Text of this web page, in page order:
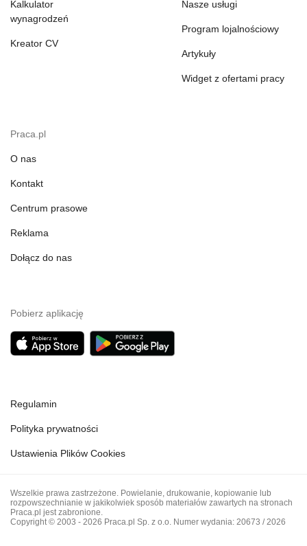
Kalkulator
wynagrodzeń
Kreator CV
Nasze usługi
Program lojalnościowy
Artykuły
Widget z ofertami pracy
Praca.pl
O nas
Kontakt
Centrum prasowe
Reklama
Dołącz do nas
Pobierz aplikację
Regulamin
Polityka prywatności
Ustawienia Plików Cookies
Wszelkie prawa zastrzeżone. Powielanie, drukowanie, kopiowanie lub
rozpowszechnianie w jakikolwiek sposób materiałów zawartych na stronach
Praca.pl jest zabronione.
Copyright © 2003 - 2026 Praca.pl Sp. z o.o. Numer wydania: 20673 / 2026